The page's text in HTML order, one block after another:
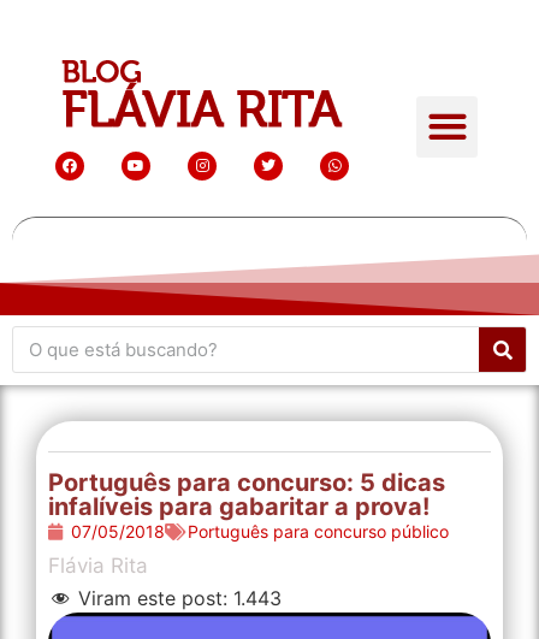
Português para concurso: 5 dicas
infalíveis para gabaritar a prova!
07/05/2018 Português para concurso público
Flávia Rita
Viram este post: 1.443